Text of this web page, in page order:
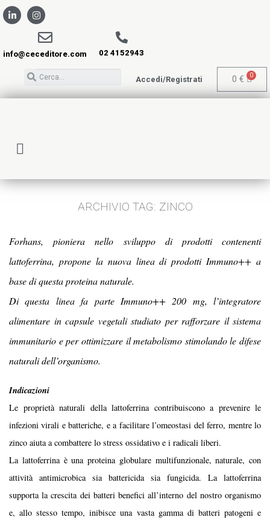
info@ceceditore.com 02 4152943
Accedi/Registrati 0 €
ARCHIVIO TAG: ZINCO
Forhans, pioniera nello sviluppo di prodotti contenenti
lattoferrina, propone la nuova linea di prodotti Immuno++ a
base di questa proteina naturale.
Di questa linea fa parte Immuno++ 200 mg, l’integratore
alimentare in capsule vegetali studiato per rafforzare il sistema
immunitario e per ottimizzare il metabolismo stimolando le difese
naturali dell’organismo.
Indicazioni
Le proprietà naturali della lattoferrina contribuiscono a prevenire le
infezioni virali e batteriche, e a facilitare l’omeostasi del ferro, mentre lo
zinco aiuta a combattere lo stress ossidativo e i radicali liberi.
La lattoferrina è una proteina globulare multifunzionale, naturale, con
attività antimicrobica sia battericida sia fungicida. La lattoferrina
supporta la crescita dei batteri benefici all’interno del nostro organismo
e, allo stesso tempo, inibisce una vasta gamma di batteri patogeni e